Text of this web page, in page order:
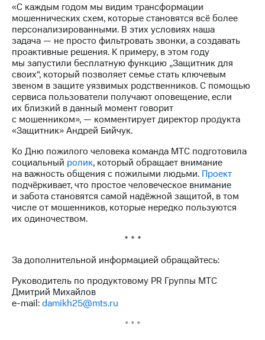
облигаций
Описание
Еврооблигации-2023
Уведомление
о
погашении
именных
облигаций
Другое
Регистратор
Контакты
развитие
деловая этика
На главную
«С каждым годом мы видим трансформации
мошеннических схем, которые становятся всё более
персонализированными. В этих условиях наша
задача — не просто фильтровать звонки, а создавать
проактивные решения. К примеру, в этом году
мы запустили бесплатную функцию „Защитник для
своих“, который позволяет семье стать ключевым
звеном в защите уязвимых родственников. С помощью
сервиса пользователи получают оповещение, если
их близкий в данный момент говорит
с мошенником», — комментирует директор продукта
«Защитник» Андрей Бийчук.
Ко Дню пожилого человека команда МТС подготовила
социальный ролик, который обращает внимание
на важность общения с пожилыми людьми. Проект
подчёркивает, что простое человеческое внимание
и забота становятся самой надёжной защитой, в том
числе от мошенников, которые нередко пользуются
их одиночеством.
* * *
За дополнительной информацией обращайтесь:
Руководитель по продуктовому PR Группы МТС
Дмитрий Михайлов
e-mail:damikh25@mts.ru
* * *